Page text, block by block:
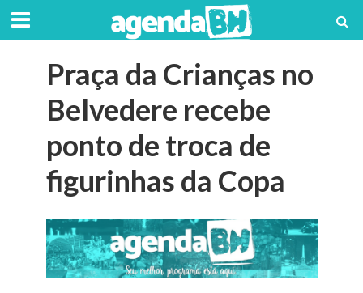
Praça da Crianças no
Belvedere recebe
ponto de troca de
figurinhas da Copa